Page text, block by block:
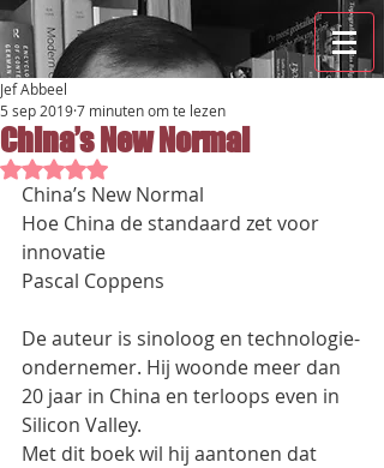
China’s New Normal
Jef Abbeel
5 sep 20197 minuten om te lezen
Beoordeeld met NaN uit 5 sterren.
China’s New Normal
Hoe China de standaard zet voor
innovatie
Pascal Coppens
De auteur is sinoloog en technologie-
ondernemer. Hij woonde meer dan
20 jaar in China en terloops even in
Silicon Valley.
Met dit boek wil hij aantonen dat